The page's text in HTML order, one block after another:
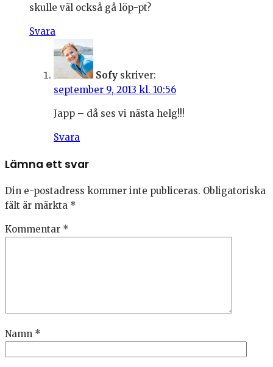
skulle väl också gå löp-pt?
Svara
Sofy skriver:
september 9, 2013 kl. 10:56
Japp – då ses vi nästa helg!!!
Svara
Lämna ett svar
Din e-postadress kommer inte publiceras. Obligatoriska
fält är märkta *
Kommentar *
Namn *